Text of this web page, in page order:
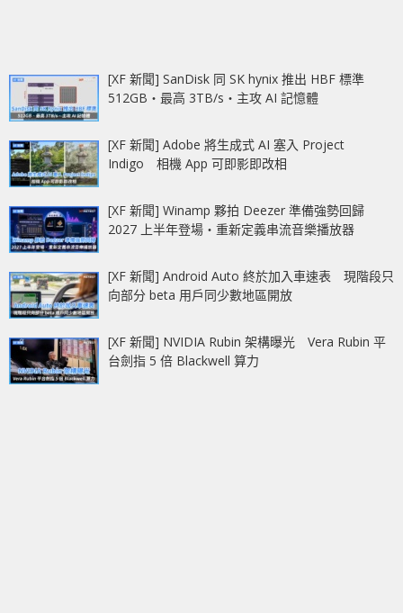
[XF 新聞] SanDisk 同 SK hynix 推出 HBF 標準
512GB‧最高 3TB/s‧主攻 AI 記憶體
[XF 新聞] Adobe 將生成式 AI 塞入 Project
Indigo 相機 App 可即影即改相
[XF 新聞] Winamp 夥拍 Deezer 準備強勢回歸
2027 上半年登場‧重新定義串流音樂播放器
[XF 新聞] Android Auto 終於加入車速表 現階段只
向部分 beta 用戶同少數地區開放
[XF 新聞] NVIDIA Rubin 架構曝光 Vera Rubin 平
台劍指 5 倍 Blackwell 算力